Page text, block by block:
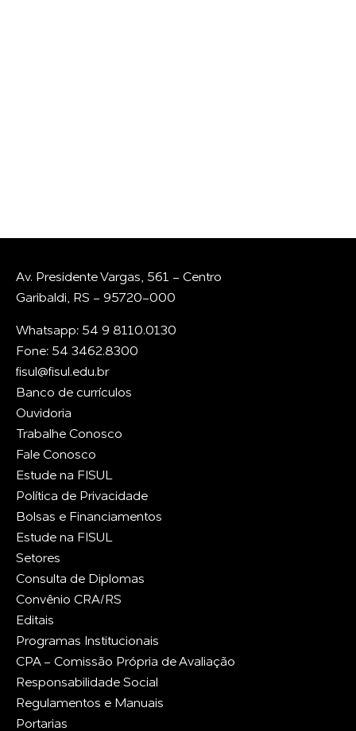
Av. Presidente Vargas, 561 - Centro
Garibaldi, RS - 95720-000
Whatsapp: 54 9 8110.0130
Fone: 54 3462.8300
fisul@fisul.edu.br
Banco de currículos
Ouvidoria
Trabalhe Conosco
Fale Conosco
Estude na FISUL
Política de Privacidade
Bolsas e Financiamentos
Estude na FISUL
Setores
Consulta de Diplomas
Convênio CRA/RS
Editais
Programas Institucionais
CPA - Comissão Própria de Avaliação
Responsabilidade Social
Regulamentos e Manuais
Portarias